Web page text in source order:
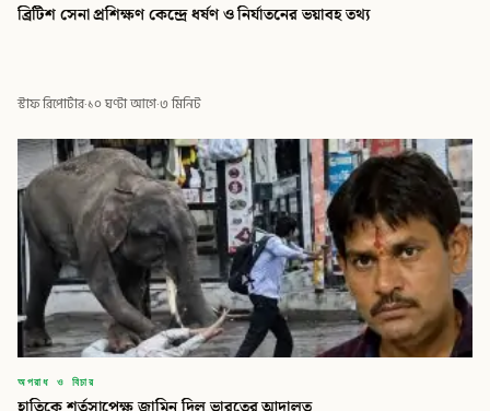
ব্রিটিশ সেনা প্রশিক্ষণ কেন্দ্রে ধর্ষণ ও নির্যাতনের ভয়াবহ তথ্য
স্টাফ রিপোর্টার·১০ ঘণ্টা আগে·৩ মিনিট
অপরাধ ও বিচার